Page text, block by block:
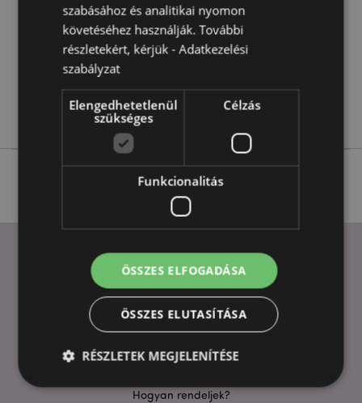
0.578000
Nem
Nem
Nem
Sötét Legendák
HASZNOS LINKEK
GYIK
Szállítási költségek
Aktuális Promócióink
Hogyan rendeljek?
szabásához és analitikai nyomon
követéséhez használják. További
részletekért, kérjük -Adatkezelési
szabályzat
Elengedhetetlenül
szükséges
Célzás
Funkcionalitás
ÖSSZES ELFOGADÁSA
ÖSSZES ELUTASÍTÁSA
RÉSZLETEK MEGJELENÍTÉSE